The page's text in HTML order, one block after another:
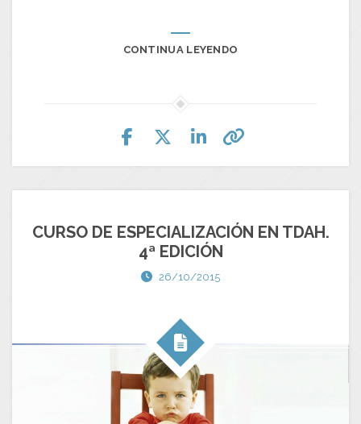
CONTINUA LEYENDO
CURSO DE ESPECIALIZACIÓN EN TDAH.
4ª EDICIÓN
26/10/2015